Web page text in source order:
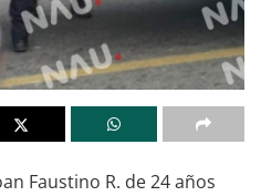
Faustino R. de 24 años